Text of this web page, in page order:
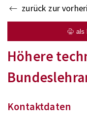
zurück zur
als
Höhere
Kontaktdaten